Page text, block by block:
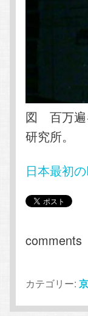
図 百万遍
研究所。
日本最初
comments
カテゴリー: